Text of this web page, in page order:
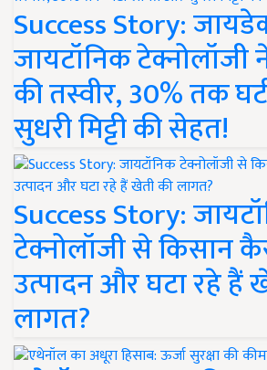
Success Story:
जायटॉनिक
की तस्वीर, 30% तक
सुधरी मिट्टी की सेहत!
Success Story:
टेक्नोलॉजी से किसान
उत्पादन और घटा रहे हैं
लागत?